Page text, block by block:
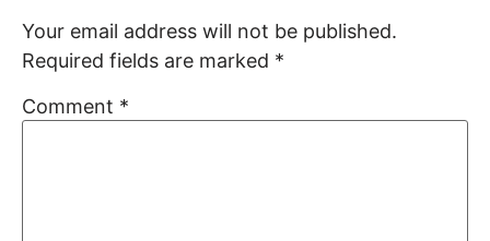
Your email address will not be published.
Required fields are marked *
Comment *